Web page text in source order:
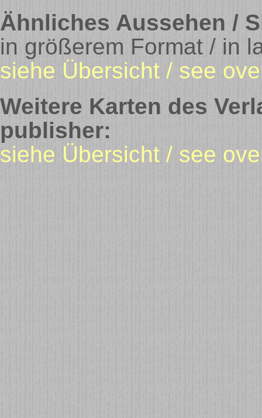
Ähnliches Aussehen /
in größerem Format / in
siehe Übersicht / see
Weitere Karten des
publisher:
siehe Übersicht / see